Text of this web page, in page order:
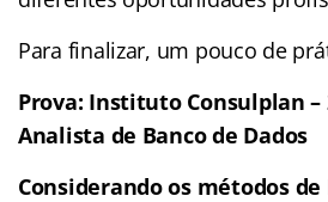
Para finalizar, um pouco de
Prova: Instituto Consulplan –
Analista de Banco de Dados
Considerando os métodos